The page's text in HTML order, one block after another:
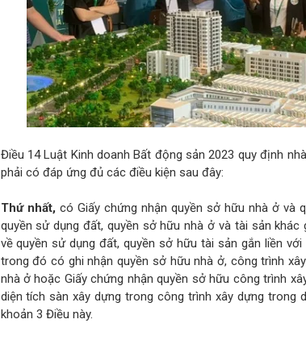
Điều 14 Luật Kinh doanh Bất động sản 2023 quy định
phải có đáp ứng đủ các điều kiện sau đây:
Thứ nhất, có Giấy chứng nhận quyền sở hữu nhà ở và
quyền sử dụng đất, quyền sở hữu nhà ở và tài sản
về quyền sử dụng đất, quyền sở hữu tài sản gắn liền
trong đó có ghi nhận quyền sở hữu nhà ở, công trình
nhà ở hoặc Giấy chứng nhận quyền sở hữu công trình
diện tích sàn xây dựng trong công trình xây dựng trong
khoản 3 Điều này.